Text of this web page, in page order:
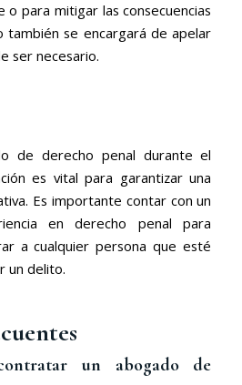
o para mitigar las consecuencias
también se encargará de apelar
ser necesario.
de derecho penal durante el
es vital para garantizar una
Es importante contar con un
en derecho penal para
a cualquier persona que esté
un delito.
un abogado de